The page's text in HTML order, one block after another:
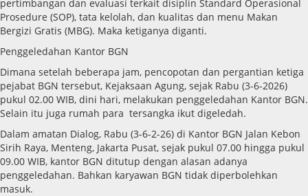
pertimbangan dan evaluasi terkait disiplin Standard Operasional
Prosedure (SOP), tata kelolah, dan kualitas dan menu Makan
Bergizi Gratis (MBG). Maka ketiganya diganti.
Penggeledahan Kantor BGN
Dimana setelah beberapa jam, pencopotan dan pergantian ketiga
pejabat BGN tersebut, Kejaksaan Agung, sejak Rabu (3-6-2026)
pukul 02.00 WIB, dini hari, melakukan penggeledahan Kantor BGN.
Selain itu juga rumah para tersangka ikut digeledah.
Dalam amatan Dialog, Rabu (3-6-2-26) di Kantor BGN Jalan Kebon
Sirih Raya, Menteng, Jakarta Pusat, sejak pukul 07.00 hingga pukul
09.00 WIB, kantor BGN ditutup dengan alasan adanya
penggeledahan. Bahkan karyawan BGN tidak diperbolehkan
masuk.